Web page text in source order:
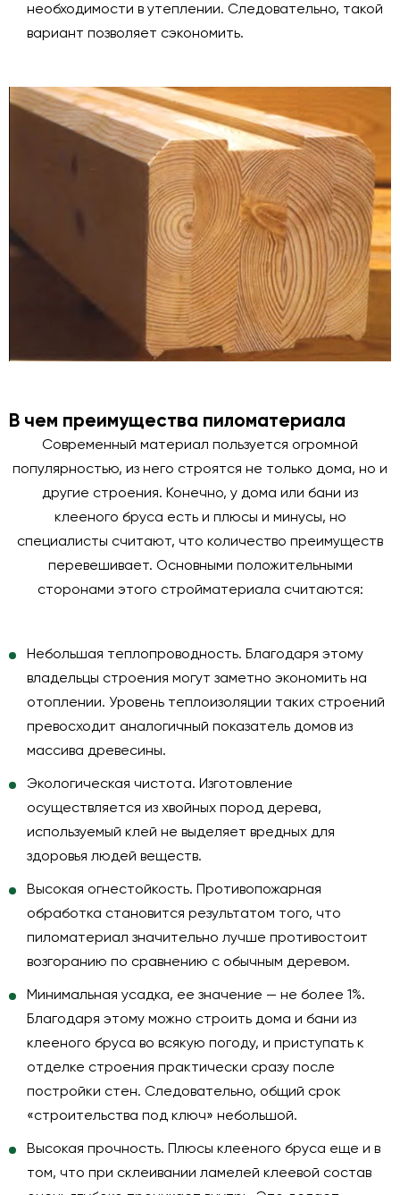
необходимости в утеплении. Следовательно, такой
вариант позволяет сэкономить.
В чем преимущества пиломатериала
Современный материал пользуется огромной
популярностью, из него строятся не только дома, но и
другие строения. Конечно, у дома или бани из
клееного бруса есть и плюсы и минусы, но
специалисты считают, что количество преимуществ
перевешивает. Основными положительными
сторонами этого стройматериала считаются:
Небольшая теплопроводность. Благодаря этому
владельцы строения могут заметно экономить на
отоплении. Уровень теплоизоляции таких строений
превосходит аналогичный показатель домов из
массива древесины.
Экологическая чистота. Изготовление
осуществляется из хвойных пород дерева,
используемый клей не выделяет вредных для
здоровья людей веществ.
Высокая огнестойкость. Противопожарная
обработка становится результатом того, что
пиломатериал значительно лучше противостоит
возгоранию по сравнению с обычным деревом.
Минимальная усадка, ее значение — не более 1%.
Благодаря этому можно строить дома и бани из
клееного бруса во всякую погоду, и приступать к
отделке строения практически сразу после
постройки стен. Следовательно, общий срок
«строительства под ключ» небольшой.
Высокая прочность. Плюсы клееного бруса еще и в
том, что при склеивании ламелей клеевой состав